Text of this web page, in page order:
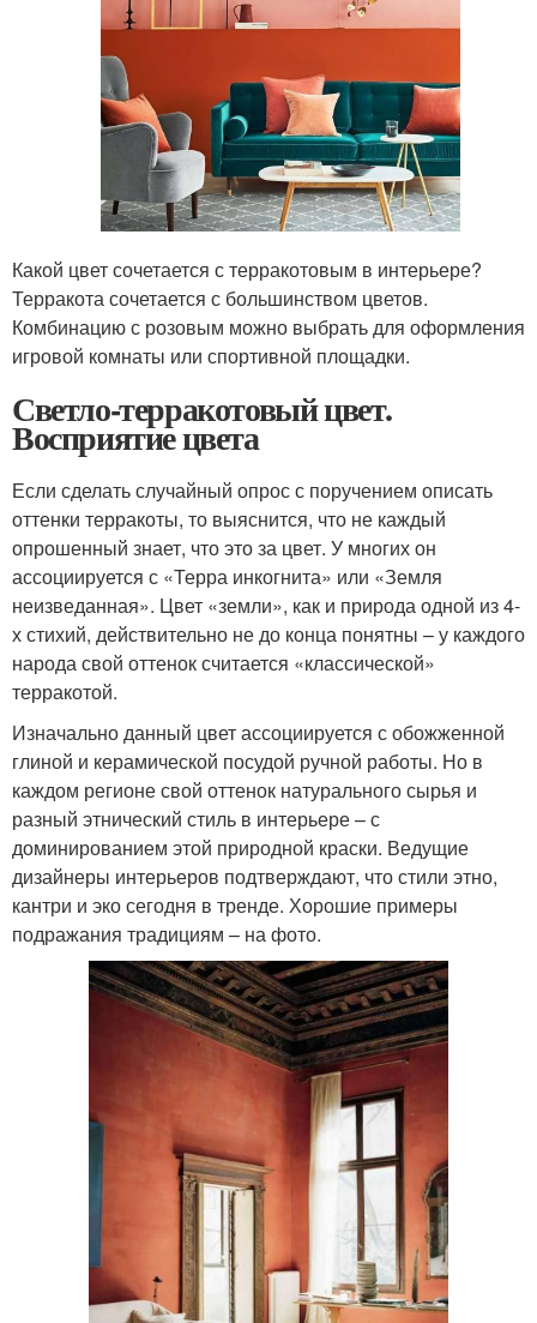
Какой цвет сочетается с терракотовым в интерьере?
Терракота сочетается с большинством цветов.
Комбинацию с розовым можно выбрать для оформления
игровой комнаты или спортивной площадки.
Светло-терракотовый цвет.
Восприятие цвета
Если сделать случайный опрос с поручением описать
оттенки терракоты, то выяснится, что не каждый
опрошенный знает, что это за цвет. У многих он
ассоциируется с «Терра инкогнита» или «Земля
неизведанная». Цвет «земли», как и природа одной из 4-
х стихий, действительно не до конца понятны – у каждого
народа свой оттенок считается «классической»
терракотой.
Изначально данный цвет ассоциируется с обожженной
глиной и керамической посудой ручной работы. Но в
каждом регионе свой оттенок натурального сырья и
разный этнический стиль в интерьере – с
доминированием этой природной краски. Ведущие
дизайнеры интерьеров подтверждают, что стили этно,
кантри и эко сегодня в тренде. Хорошие примеры
подражания традициям – на фото.